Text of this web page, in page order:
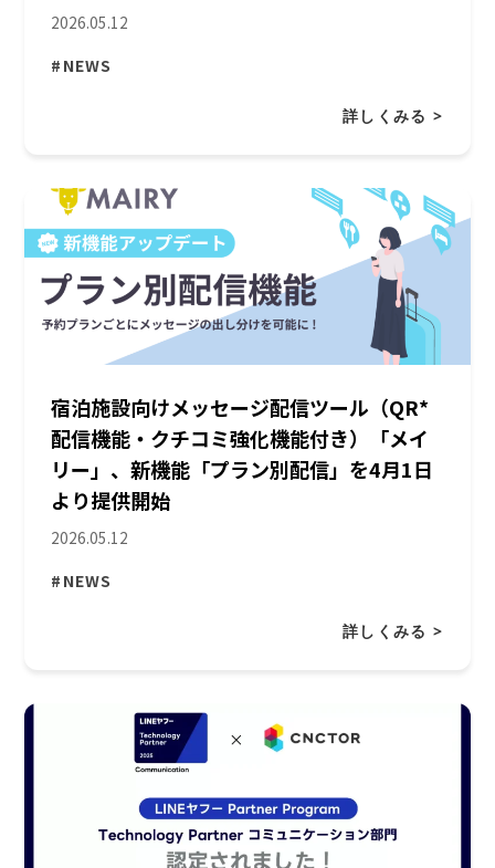
2026.05.12
#NEWS
詳しくみる >
宿泊施設向けメッセージ配信ツール（QR*
配信機能・クチコミ強化機能付き）「メイ
リー」、新機能「プラン別配信」を4月1日
より提供開始
2026.05.12
#NEWS
詳しくみる >